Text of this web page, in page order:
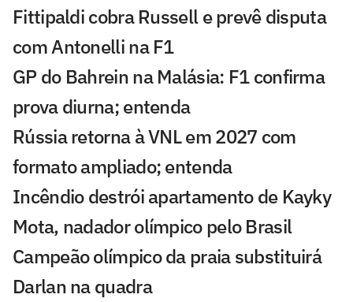
Fittipaldi cobra Russell e prevê disputa
com Antonelli na F1
GP do Bahrein na Malásia: F1 confirma
prova diurna; entenda
Rússia retorna à VNL em 2027 com
formato ampliado; entenda
Incêndio destrói apartamento de Kayky
Mota, nadador olímpico pelo Brasil
Campeão olímpico da praia substituirá
Darlan na quadra